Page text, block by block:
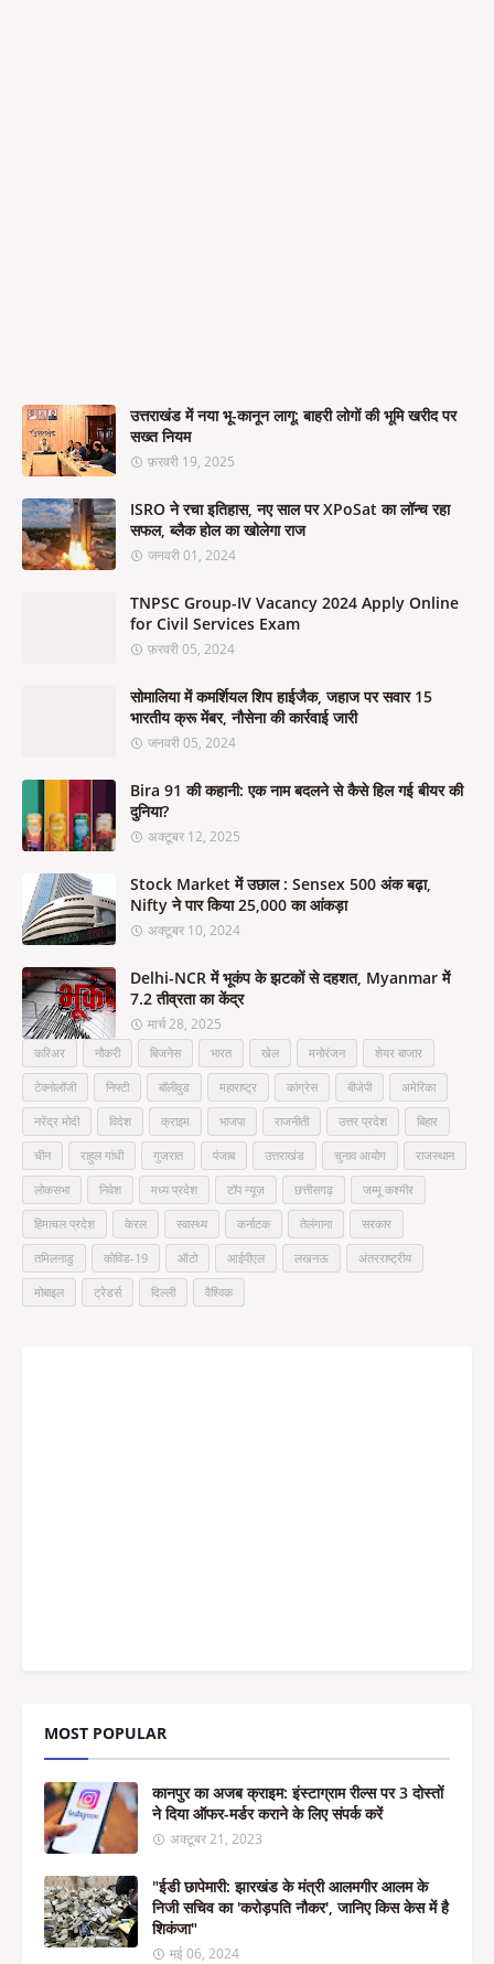
उत्तराखंड में नया भू-कानून लागू: बाहरी लोगों की भूमि खरीद पर
सख्त नियम
फ़रवरी 19, 2025
ISRO ने रचा इतिहास, नए साल पर XPoSat का लॉन्च रहा
सफल, ब्लैक होल का खोलेगा राज
जनवरी 01, 2024
TNPSC Group-IV Vacancy 2024 Apply Online
for Civil Services Exam
फ़रवरी 05, 2024
सोमालिया में कमर्शियल शिप हाईजैक, जहाज पर सवार 15
भारतीय क्रू मेंबर, नौसेना की कार्रवाई जारी
जनवरी 05, 2024
Bira 91 की कहानी: एक नाम बदलने से कैसे हिल गई बीयर की
दुनिया?
अक्टूबर 12, 2025
Stock Market में उछाल : Sensex 500 अंक बढ़ा,
Nifty ने पार किया 25,000 का आंकड़ा
अक्टूबर 10, 2024
Delhi-NCR में भूकंप के झटकों से दहशत, Myanmar में
7.2 तीव्रता का केंद्र
मार्च 28, 2025
करिअर नौकरी बिजनेस भारत खेल मनोरंजन शेयर बाजार
टेक्नोलॉजी निफ्टी बॉलीवुड महाराष्ट्र कांग्रेस बीजेपी अमेरिका
नरेंद्र मोदी विदेश क्राइम भाजपा राजनीती उत्तर प्रदेश बिहार
चीन राहुल गांधी गुजरात पंजाब उत्तराखंड चुनाव आयोग राजस्थान
लोकसभा निवेश मध्य प्रदेश टॉप न्यूज़ छत्तीसगढ़ जम्मू कश्मीर
हिमाचल प्रदेश केरल स्वास्थ्य कर्नाटक तेलंगाना सरकार
तमिलनाडु कोविड-19 ऑटो आईपीएल लखनऊ अंतरराष्ट्रीय
मोबाइल ट्रेडर्स दिल्ली वैश्विक
MOST POPULAR
कानपुर का अजब क्राइम: इंस्टाग्राम रील्स पर 3 दोस्तों
ने दिया ऑफर-मर्डर कराने के लिए संपर्क करें
अक्टूबर 21, 2023
"ईडी छापेमारी: झारखंड के मंत्री आलमगीर आलम के
निजी सचिव का 'करोड़पति नौकर', जानिए किस केस में है
शिकंजा"
मई 06, 2024